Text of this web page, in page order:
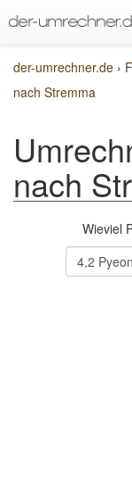
der-umrechner.de ›
nach Stremma
nach
Wieviel